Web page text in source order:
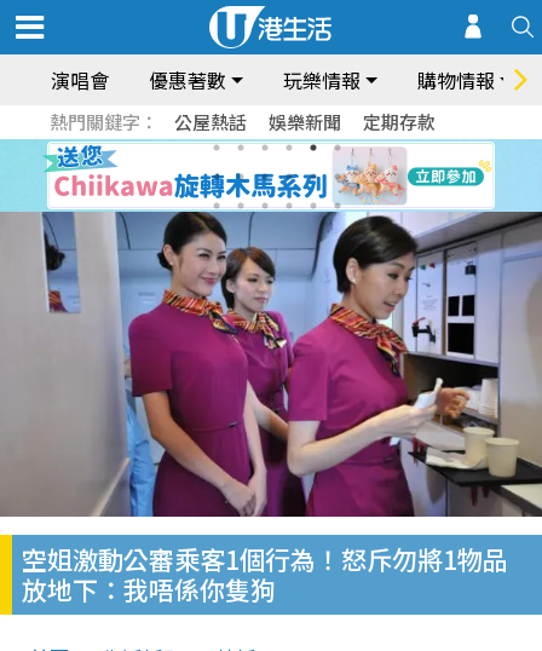
演唱會 優惠著數 玩樂情報 購物情報
熱門關鍵字： 公屋熱話 娛樂新聞 定期存款
空姐激動公審乘客1個行為！怒斥勿將1物品
放地下：我唔係你隻狗